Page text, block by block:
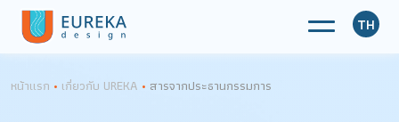
TH
หน้าแรก • เกี่ยวกับ UREKA • สารจากประธานกรรมการ